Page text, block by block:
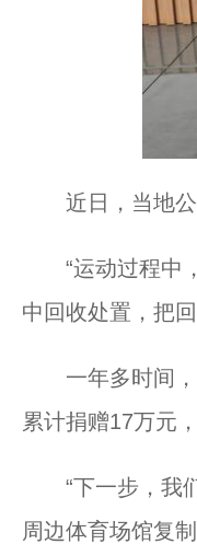
近日，当地
“运动过程中，
中回收处置，把
一年多时间，
累计捐赠17万元
“下一步，我们
周边体育场馆复